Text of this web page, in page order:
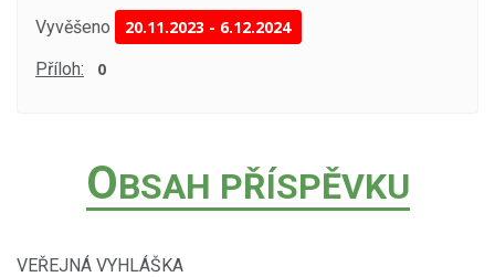
Vyvěšeno 20.11.2023 - 6.12.2024
Příloh: 0
OBSAH PŘÍSPĚVKU
VEŘEJNÁ VYHLÁŠKA